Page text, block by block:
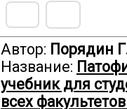
Автор: Порядин
Название:
учебник для
всех